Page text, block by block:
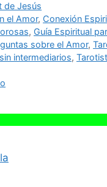
de Jesús
el Amor, Conexión
, Guía Espiritual
sobre el Amor,
intermediarios,